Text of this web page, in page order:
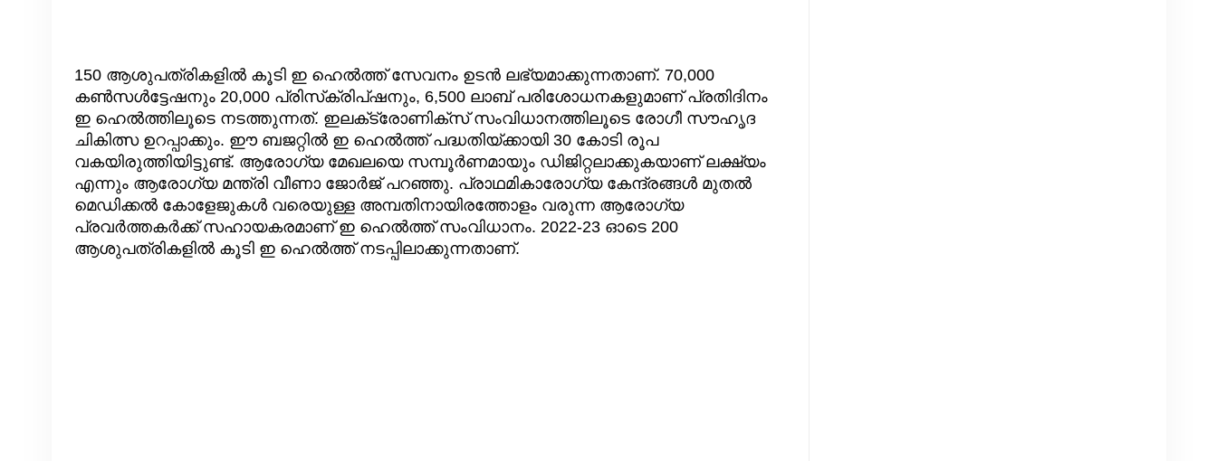
150 ആശുപത്രികളില്‍ കൂടി ഇ ഹെല്‍ത്ത് സേവനം ഉടന്‍ ലഭ്യമാക്കുന്നതാണ്. 70,000
കണ്‍സള്‍ട്ടേഷനും 20,000 പ്രിസ്‌ക്രിപ്ഷനും, 6,500 ലാബ് പരിശോധനകളുമാണ് പ്രതിദിനം
ഇ ഹെല്‍ത്തിലൂടെ നടത്തുന്നത്. ഇലക്‌ട്രോണിക്‌സ് സംവിധാനത്തിലൂടെ രോഗീ സൗഹൃദ
ചികിത്സ ഉറപ്പാക്കും. ഈ ബജറ്റില്‍ ഇ ഹെല്‍ത്ത് പദ്ധതിയ്ക്കായി 30 കോടി രൂപ
വകയിരുത്തിയിട്ടുണ്ട്. ആരോഗ്യ മേഖലയെ സമ്പൂര്‍ണമായും ഡിജിറ്റലാക്കുകയാണ് ലക്ഷ്യം
എന്നും ആരോഗ്യ മന്ത്രി വീണാ ജോർജ് പറഞ്ഞു. പ്രാഥമികാരോഗ്യ കേന്ദ്രങ്ങള്‍ മുതല്‍
മെഡിക്കല്‍ കോളേജുകള്‍ വരെയുള്ള അമ്പതിനായിരത്തോളം വരുന്ന ആരോഗ്യ
പ്രവര്‍ത്തകര്‍ക്ക് സഹായകരമാണ് ഇ ഹെല്‍ത്ത് സംവിധാനം. 2022-23 ഓടെ 200
ആശുപത്രികളില്‍ കൂടി ഇ ഹെല്‍ത്ത് നടപ്പിലാക്കുന്നതാണ്.